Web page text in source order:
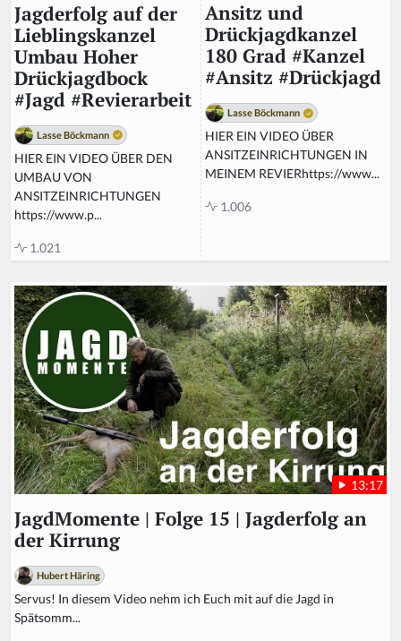
Jagderfolg auf der
Lieblingskanzel
Umbau Hoher
Drückjagdbock
#Jagd #Revierarbeit
Lasse Böckmann
HIER EIN VIDEO ÜBER DEN
UMBAU VON
ANSITZEINRICHTUNGEN
https://www.p...
1.021
Ansitz und
Drückjagdkanzel
180 Grad #Kanzel
#Ansitz #Drückjagd
Lasse Böckmann
HIER EIN VIDEO ÜBER
ANSITZEINRICHTUNGEN IN
MEINEM REVIERhttps://www...
1.006
13:17
JagdMomente | Folge 15 | Jagderfolg an
der Kirrung
Hubert Häring
Servus! In diesem Video nehm ich Euch mit auf die Jagd in
Spätsomm...